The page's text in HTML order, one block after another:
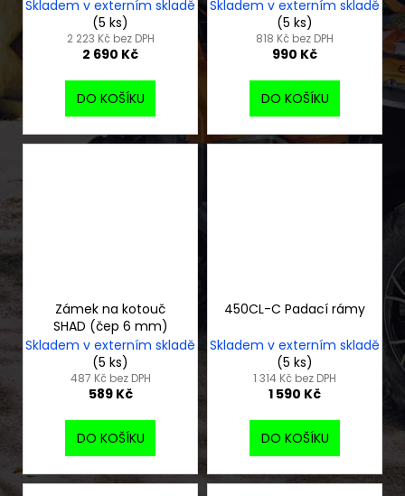
Skladem v externím skladě
(5 ks)
2 223 Kč bez DPH
2 690 Kč
DO KOŠÍKU
Skladem v externím skladě
(5 ks)
818 Kč bez DPH
990 Kč
DO KOŠÍKU
Zámek na kotouč
SHAD (čep 6 mm)
Skladem v externím skladě
(5 ks)
487 Kč bez DPH
589 Kč
DO KOŠÍKU
450CL-C Padací rámy
Skladem v externím skladě
(5 ks)
1 314 Kč bez DPH
1 590 Kč
DO KOŠÍKU